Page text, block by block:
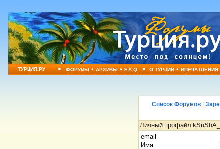
ТУРЦИЯ.РУ • ФОРУМЫ•АРХИВЫ•F.A.Q. • О ТУРЦИИ•ВПЕЧАТЛЕНИЯ
Список Форумов
Личный профайл
email
Имя